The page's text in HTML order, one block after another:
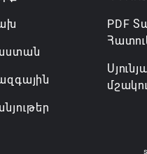
PDF